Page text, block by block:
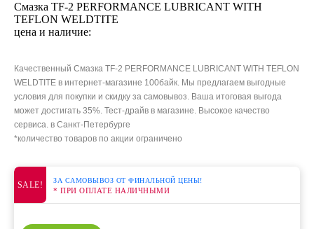
Смазка TF-2 PERFORMANCE LUBRICANT WITH
TEFLON WELDTITE
цена и наличие:
Качественный Смазка TF-2 PERFORMANCE LUBRICANT WITH TEFLON
WELDTITE в интернет-магазине 100байк. Мы предлагаем выгодные
условия для покупки и скидку за самовывоз. Ваша итоговая выгода
может достигать 35%. Тест-драйв в магазине. Высокое качество
сервиса. в Санкт-Петербурге
*количество товаров по акции ограничено
SALE! ЗА САМОВЫВОЗ ОТ ФИНАЛЬНОЙ ЦЕНЫ!
* ПРИ ОПЛАТЕ НАЛИЧНЫМИ